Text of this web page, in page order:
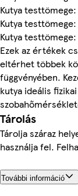
Kutya
Kutya
Kutya
Ezek az értékek
eltérhet többek
függvényében.
kutya ideális
Tárolás
Tárolja száraz
használja fel.
További információ